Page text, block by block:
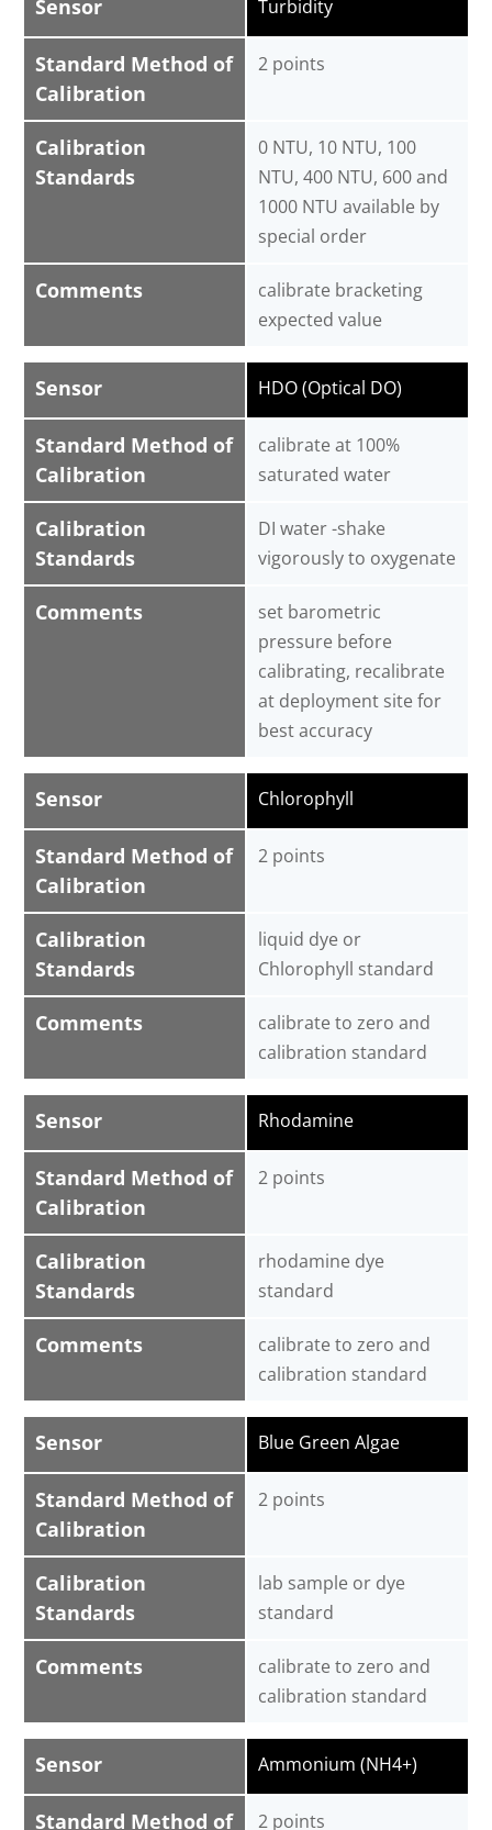
Sensor
Standard Method of
Calibration
Calibration
Standards
Comments
Turbidity
2 points
0 NTU, 10 NTU, 100
NTU, 400 NTU, 600 and
1000 NTU available by
special order
calibrate bracketing
expected value
Sensor
Standard Method of
Calibration
Calibration
Standards
Comments
HDO (Optical DO)
calibrate at 100%
saturated water
DI water -shake
vigorously to oxygenate
set barometric
pressure before
calibrating, recalibrate
at deployment site for
best accuracy
Sensor
Standard Method of
Calibration
Calibration
Standards
Comments
Chlorophyll
2 points
liquid dye or
Chlorophyll standard
calibrate to zero and
calibration standard
Sensor
Standard Method of
Calibration
Calibration
Standards
Comments
Rhodamine
2 points
rhodamine dye
standard
calibrate to zero and
calibration standard
Sensor
Standard Method of
Calibration
Calibration
Standards
Comments
Blue Green Algae
2 points
lab sample or dye
standard
calibrate to zero and
calibration standard
Sensor
Standard Method of
Ammonium (NH4+)
2 points